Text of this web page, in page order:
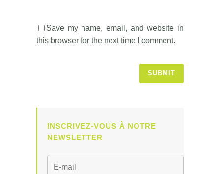
Save my name, email, and website in
this browser for the next time I comment.
INSCRIVEZ-VOUS À NOTRE
NEWSLETTER